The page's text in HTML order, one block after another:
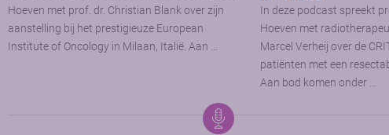
Hoeven met prof. dr. Christian Blank over zijn
aanstelling bij het prestigieuze European
Institute of Oncology in Milaan, Italië. Aan …
In deze podcast spreekt
Hoeven met
Marcel Verheij over de
patiënten met een
Aan bod komen onder …